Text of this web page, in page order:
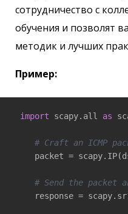
сотрудничество с
обучения и позволят
методик и лучших
Пример:
import scapy.all as
# Craft an ICMP
packet =
# Send the packet
response =